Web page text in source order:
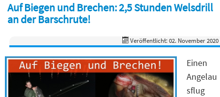
Auf Biegen und Brechen: 2,5 Stunden Welsdrill
an der Barschrute!
Veröffentlicht: 02. November 2020
Einen
Angelau
sflug